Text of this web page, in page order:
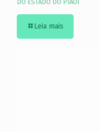
DO ESTADO DO PIAUÍ
Leia mais